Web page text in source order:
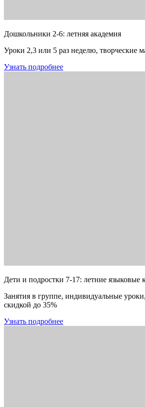
Дошкольники 2-6: летняя академия
Уроки 2,3 или 5 раз неделю, творческие
Узнать подробнее
Дети и подростки 7-17: летние языковые
Занятия в группе, индивидуальные
скидкой до 35%
Узнать подробнее